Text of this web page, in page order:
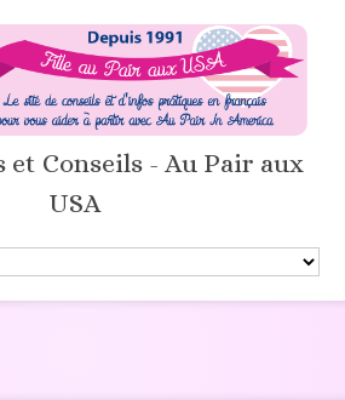
Conseils - Au Pair aux
USA